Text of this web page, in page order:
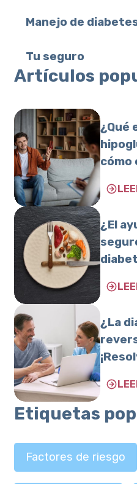
Manejo de
Tu seguro
Artículos
¿Qué
cómo
¿El
¿La
Etiquetas
Factores de riesgo